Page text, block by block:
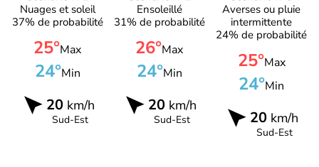
Nuages et soleil
37% de probabilité
25°Max
24°Min
20km/h
Sud-Est
Ensoleillé
31% de probabilité
26°Max
24°Min
20km/h
Sud-Est
Averses ou pluie
intermittente
24% de probabilité
25°Max
24°Min
20 km/h
Sud-Est